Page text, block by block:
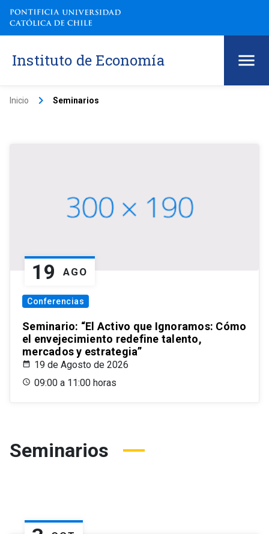
Instituto de Economía
Inicio keyboard_arrow_right Seminarios
19 AGO
Conferencias
Seminario: “El Activo que Ignoramos: Cómo
el envejecimiento redefine talento,
mercados y estrategia”
19 de Agosto de 2026
09:00 a 11:00 horas
Seminarios